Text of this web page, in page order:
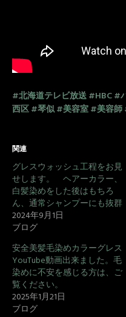
#北海道テレビ放送#HBC#
西区#琴似#美容室#美容師
関連
グレスウォッシュ工程をお見
せします。 ヘアーカラー、
白髪染めをした後はもちろ
ん、通常シャンプーにも抜群
2024年9月1日
ブログ
安全美髪毛染めカラーグレス
YouTube動画出来ました。毛
染めに不安を感じる方は、ご
覧ください。
2025年1月21日
ブログ